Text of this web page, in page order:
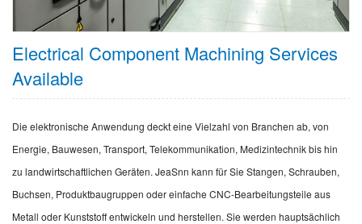
Electrical Component Machining Services
Available
Die elektronische Anwendung deckt eine Vielzahl von Branchen ab, von
Energie, Bauwesen, Transport, Telekommunikation, Medizintechnik bis hin
zu landwirtschaftlichen Geräten. JeaSnn kann für Sie Stangen, Schrauben,
Buchsen, Produktbaugruppen oder einfache CNC-Bearbeitungsteile aus
Metall oder Kunststoff entwickeln und herstellen. Sie werden hauptsächlich